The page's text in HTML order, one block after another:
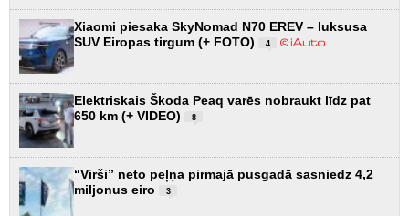
Xiaomi piesaka SkyNomad N70 EREV – luksusa
SUV Eiropas tirgum (+ FOTO)
4
Elektriskais Škoda Peaq varēs nobraukt līdz pat
650 km (+ VIDEO)
8
“Virši” neto peļņa pirmajā pusgadā sasniedz 4,2
miljonus eiro
3